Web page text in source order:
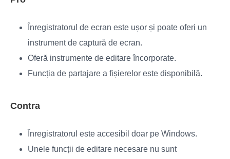
Înregistratorul de ecran este ușor și poate oferi un
instrument de captură de ecran.
Oferă instrumente de editare încorporate.
Funcția de partajare a fișierelor este disponibilă.
Contra
Înregistratorul este accesibil doar pe Windows.
Unele funcții de editare necesare nu sunt